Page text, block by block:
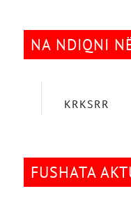
NA NDIQNI
KRKSRR
FUSHATA